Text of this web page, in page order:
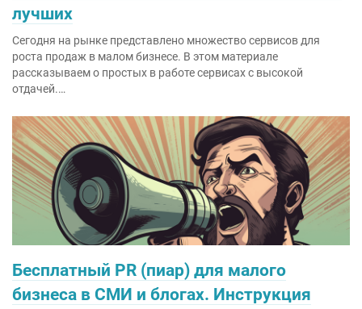
лучших
Сегодня на рынке представлено множество сервисов для
роста продаж в малом бизнесе. В этом материале
рассказываем о простых в работе сервисах с высокой
отдачей.…
Бесплатный PR (пиар) для малого
бизнеса в СМИ и блогах. Инструкция